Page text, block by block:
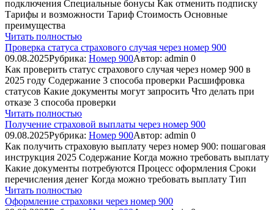
подключения Специальные бонусы Как отменить подписку
Тарифы и возможности Тариф Стоимость Основные
преимущества
Читать полностью
Проверка статуса страхового случая через номер 900
09.08.2025Рубрика: Номер 900Автор: admin 0
Как проверить статус страхового случая через номер 900 в
2025 году Содержание 3 способа проверки Расшифровка
статусов Какие документы могут запросить Что делать при
отказе 3 способа проверки
Читать полностью
Получение страховой выплаты через номер 900
09.08.2025Рубрика: Номер 900Автор: admin 0
Как получить страховую выплату через номер 900: пошаговая
инструкция 2025 Содержание Когда можно требовать выплату
Какие документы потребуются Процесс оформления Сроки
перечисления денег Когда можно требовать выплату Тип
Читать полностью
Оформление страховки через номер 900